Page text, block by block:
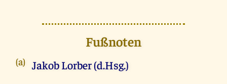
Fußnoten
(a) Jakob Lorber (d.Hsg.)